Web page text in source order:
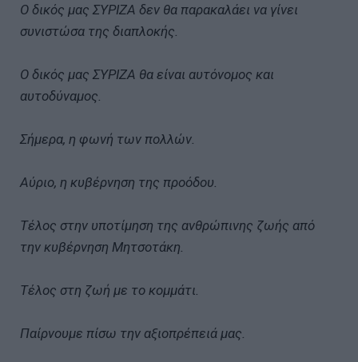
Ο δικός μας ΣΥΡΙΖΑ δεν θα παρακαλάει να γίνει
συνιστώσα της διαπλοκής.
Ο δικός μας ΣΥΡΙΖΑ θα είναι αυτόνομος και
αυτοδύναμος.
Σήμερα, η φωνή των πολλών.
Αύριο, η κυβέρνηση της προόδου.
Τέλος στην υποτίμηση της ανθρώπινης ζωής από
την κυβέρνηση Μητσοτάκη.
Τέλος στη ζωή με το κομμάτι.
Παίρνουμε πίσω την αξιοπρέπειά μας.